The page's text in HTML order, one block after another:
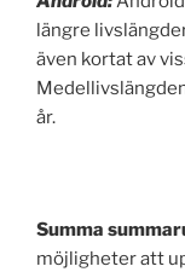
längre
även kortat av
år.
Summa
möjligheter att